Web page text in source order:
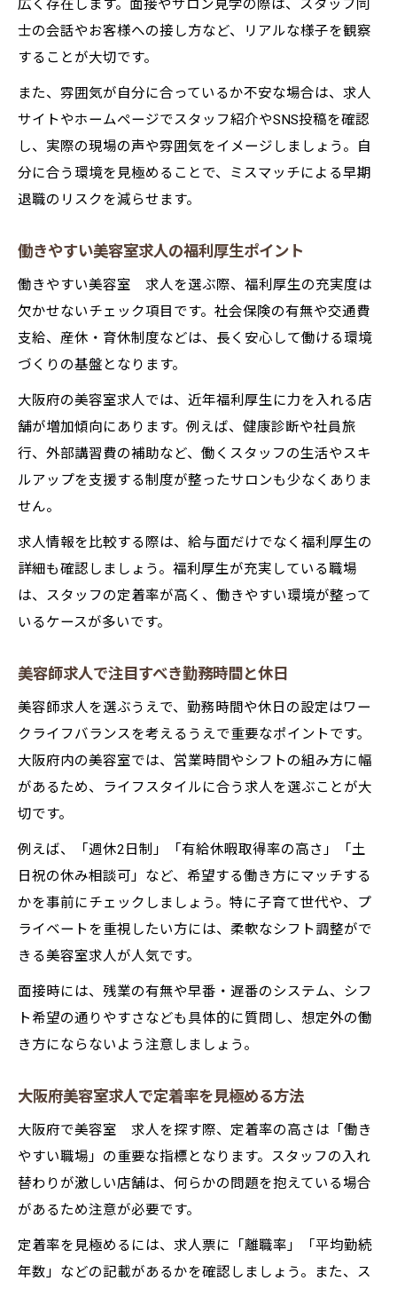
広く存在します。面接やサロン見学の際は、スタッフ同
士の会話やお客様への接し方など、リアルな様子を観察
することが大切です。
また、雰囲気が自分に合っているか不安な場合は、求人
サイトやホームページでスタッフ紹介やSNS投稿を確認
し、実際の現場の声や雰囲気をイメージしましょう。自
分に合う環境を見極めることで、ミスマッチによる早期
退職のリスクを減らせます。
働きやすい美容室求人の福利厚生ポイント
働きやすい美容室 求人を選ぶ際、福利厚生の充実度は
欠かせないチェック項目です。社会保険の有無や交通費
支給、産休・育休制度などは、長く安心して働ける環境
づくりの基盤となります。
大阪府の美容室求人では、近年福利厚生に力を入れる店
舗が増加傾向にあります。例えば、健康診断や社員旅
行、外部講習費の補助など、働くスタッフの生活やスキ
ルアップを支援する制度が整ったサロンも少なくありま
せん。
求人情報を比較する際は、給与面だけでなく福利厚生の
詳細も確認しましょう。福利厚生が充実している職場
は、スタッフの定着率が高く、働きやすい環境が整って
いるケースが多いです。
美容師求人で注目すべき勤務時間と休日
美容師求人を選ぶうえで、勤務時間や休日の設定はワー
クライフバランスを考えるうえで重要なポイントです。
大阪府内の美容室では、営業時間やシフトの組み方に幅
があるため、ライフスタイルに合う求人を選ぶことが大
切です。
例えば、「週休2日制」「有給休暇取得率の高さ」「土
日祝の休み相談可」など、希望する働き方にマッチする
かを事前にチェックしましょう。特に子育て世代や、プ
ライベートを重視したい方には、柔軟なシフト調整がで
きる美容室求人が人気です。
面接時には、残業の有無や早番・遅番のシステム、シフ
ト希望の通りやすさなども具体的に質問し、想定外の働
き方にならないよう注意しましょう。
大阪府美容室求人で定着率を見極める方法
大阪府で美容室 求人を探す際、定着率の高さは「働き
やすい職場」の重要な指標となります。スタッフの入れ
替わりが激しい店舗は、何らかの問題を抱えている場合
があるため注意が必要です。
定着率を見極めるには、求人票に「離職率」「平均勤続
年数」などの記載があるかを確認しましょう。また、ス